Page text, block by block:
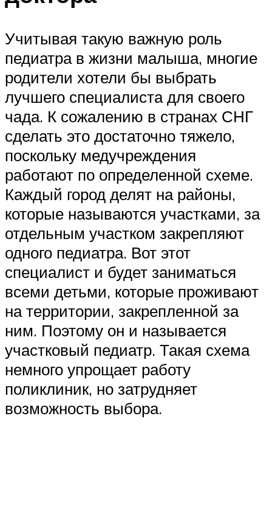
Учитывая такую важную роль
педиатра в жизни малыша, многие
родители хотели бы выбрать
лучшего специалиста для своего
чада. К сожалению в странах СНГ
сделать это достаточно тяжело,
поскольку медучреждения
работают по определенной схеме.
Каждый город делят на районы,
которые называются участками, за
отдельным участком закрепляют
одного педиатра. Вот этот
специалист и будет заниматься
всеми детьми, которые проживают
на территории, закрепленной за
ним. Поэтому он и называется
участковый педиатр. Такая схема
немного упрощает работу
поликлиник, но затрудняет
возможность выбора.